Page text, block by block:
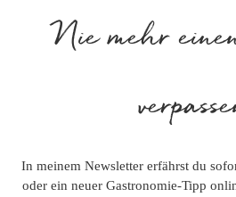
Nie mehr
In meinem Newsletter erfährst du
oder ein neuer Gastronomie-Tipp